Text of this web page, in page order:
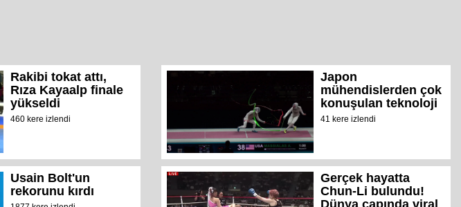
Rakibi tokat attı,
Rıza Kayaalp finale
yükseldi
460 kere izlendi
Japon
mühendislerden çok
konuşulan teknoloji
41 kere izlendi
Usain Bolt'un
rekorunu kırdı
Gerçek hayatta
Chun-Li bulundu!